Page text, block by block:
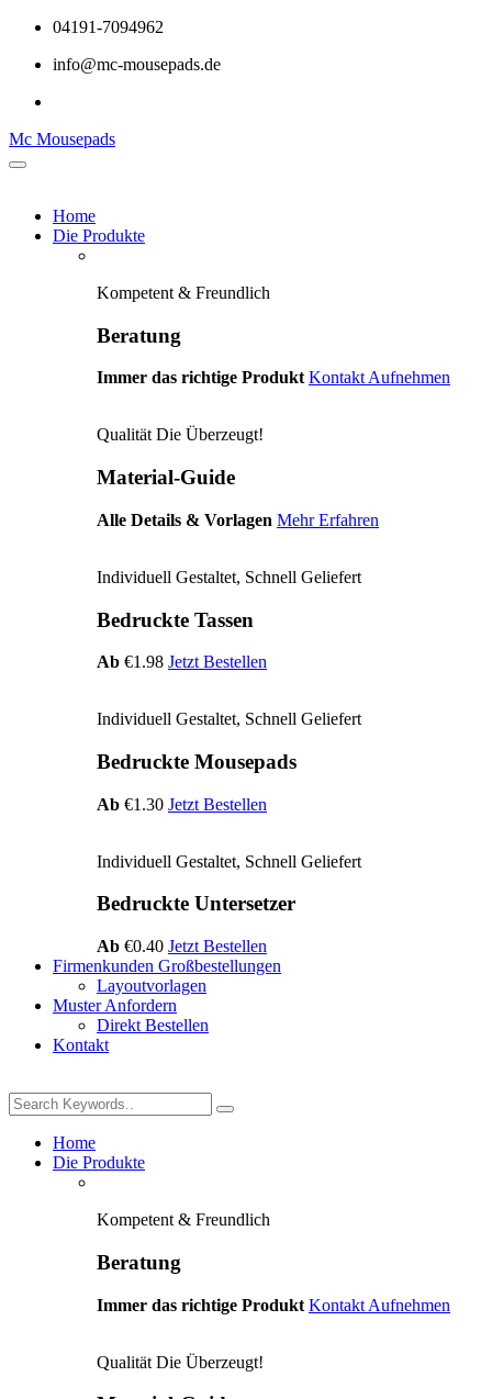
04191-7094962
info@mc-mousepads.de
Mc Mousepads
Home
Die Produkte
Kompetent & Freundlich
Beratung
Immer das richtige Produkt Kontakt Aufnehmen
Qualität Die Überzeugt!
Material-Guide
Alle Details & Vorlagen Mehr Erfahren
Individuell Gestaltet, Schnell Geliefert
Bedruckte Tassen
Ab €1.98 Jetzt Bestellen
Individuell Gestaltet, Schnell Geliefert
Bedruckte Mousepads
Ab €1.30 Jetzt Bestellen
Individuell Gestaltet, Schnell Geliefert
Bedruckte Untersetzer
Ab €0.40 Jetzt Bestellen
Firmenkunden Großbestellungen
Layoutvorlagen
Muster Anfordern
Direkt Bestellen
Kontakt
Home
Die Produkte
Kompetent & Freundlich
Beratung
Immer das richtige Produkt Kontakt Aufnehmen
Qualität Die Überzeugt!